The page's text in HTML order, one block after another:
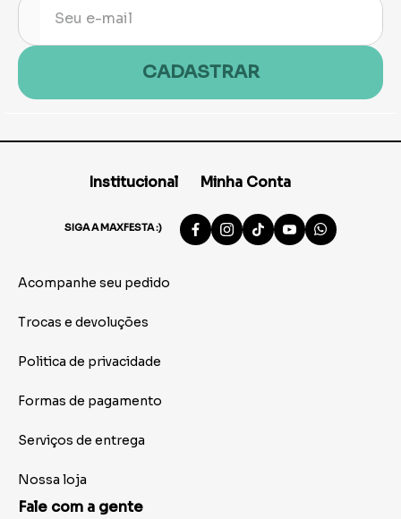
CADASTRAR
Institucional Minha Conta
SIGA A MAXFESTA :)
Acompanhe seu pedido
Trocas e devoluções
Politica de privacidade
Formas de pagamento
Serviços de entrega
Nossa loja
Fale com a gente